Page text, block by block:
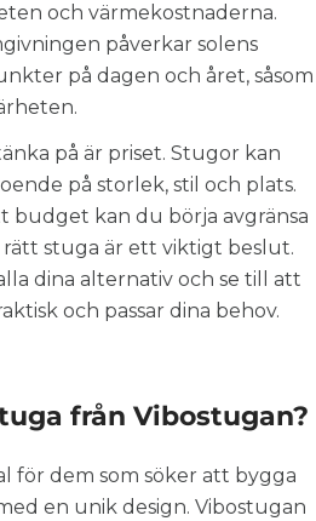
och värmekostnaderna.
påverkar solens
på dagen och året, såsom
på är priset. Stugor kan
på storlek, stil och plats.
budget kan du börja avgränsa
stuga är ett viktigt beslut.
dina alternativ och se till att
och passar dina behov.
från Vibostugan?
för dem som söker att bygga
en unik design. Vibostugan